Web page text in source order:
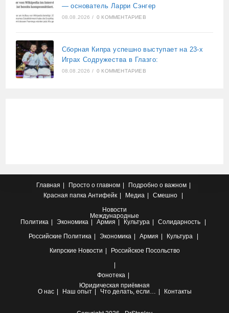
— основатель Ларри Сэнгер
08.08.2026 / 0 КОММЕНТАРИЕВ
Сборная Кипра успешно выступает на 23-х
Играх Содружества в Глазго:
08.08.2026 / 0 КОММЕНТАРИЕВ
Главная Просто о главном
Подробно о важном
Красная папка Антифейк Медиа
Смешно
Новости
Международные
Политика
Экономика Армия Культура
Солидарность
Российские Политика Экономика Армия
Культура
Кипрские Новости Российское Посольство
Фонотека
Юридическая приёмная
О нас
Наш опыт Что делать, если… Контакты